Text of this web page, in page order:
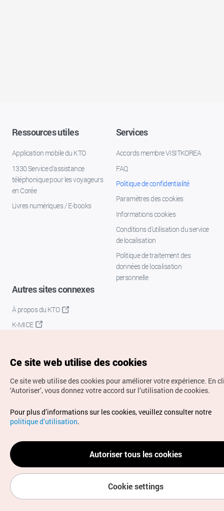
Ressources utiles
Application mobile du KTO
1330 Service d'assistance
téléphonique pour les voyageurs
en Corée
Livres numériques / E-books
Services
Accords membre VISITKOREA
FAQ
Politique de confidentialité
Paramètres des cookies
Informations cookies
Conditions d’utilisation du service
de localisation
Politique de traitement des
données de localisation
personnelle
Autres sites connexes
À propos du KTO
K-MICE
Droits d’auteur (c) Office National du Tourisme en Corée.
Tous droits réservés.
Pour les rapports d'erreurs et demandes de renseignements,
adressez vos demandes à
info.ontc@gmail.com
Ce site web utilise des cookies
Ce site web utilise des cookies pour améliorer votre expérience. En
‘Autoriser’, vous donnez votre accord sur l’utilisation de cookies.
Pour plus d’informations sur les cookies, veuillez consulter notre
politique d’utilisation.
Autoriser tous les cookies
Cookie settings